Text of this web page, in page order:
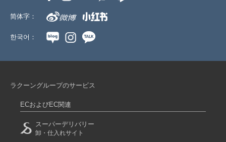
简体字：
한국어：
ラクーングループのサービス
ECおよびEC関連
スーパーデリバリー
卸・仕入れサイト